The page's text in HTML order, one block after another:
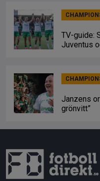
TV-guide:
Juventus
Janzens
grönvitt”